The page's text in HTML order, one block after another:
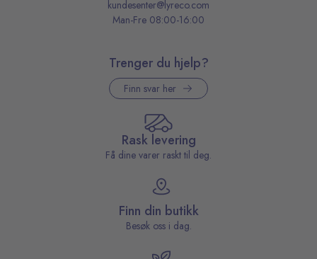
kundesenter@lyreco.com
Man-Fre 08:00-16:00
Trenger du hjelp?
Finn svar her
Rask levering
Få dine varer raskt til deg.
Finn din butikk
Besøk oss i dag.